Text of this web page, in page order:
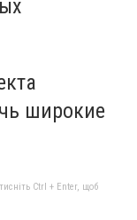
широкие
Ctrl + Enter, щоб